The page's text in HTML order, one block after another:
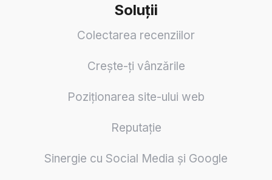
Soluții
Colectarea recenziilor
Crește-ți vânzările
Poziționarea site-ului web
Reputație
Sinergie cu Social Media și Google